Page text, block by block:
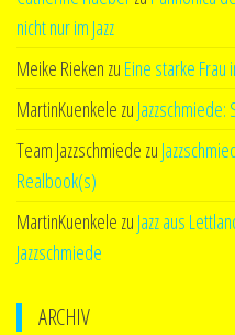
nicht nur im Jazz
Meike Rieken zu Eine starke Frau
MartinKuenkele zu
Team Jazzschmiede zu
Realbook(s)
MartinKuenkele zu Jazz aus
Jazzschmiede
ARCHIV